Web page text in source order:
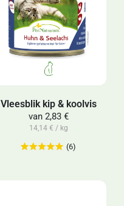
Vleesblik kip & koolvis
van2,83 €
14,14 € / kg
(6)